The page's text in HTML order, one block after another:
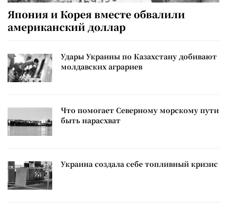
Япония и Корея вместе обвалили
американский доллар
Удары Украины по Казахстану добивают
молдавских аграриев
Что помогает Северному морскому пути
быть нарасхват
Украина создала себе топливный кризис